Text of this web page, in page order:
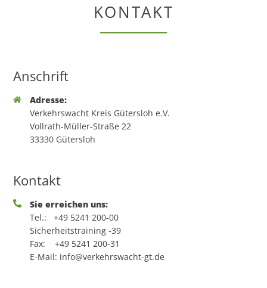
KONTAKT
Anschrift
Adresse:
Verkehrswacht Kreis Gütersloh e.V.
Vollrath-Müller-Straße 22
33330 Gütersloh
Kontakt
Sie erreichen uns:
Tel.:+49 5241 200-00
Sicherheitstraining -39
Fax:+49 5241 200-31
E-Mail: info@verkehrswacht-gt.de